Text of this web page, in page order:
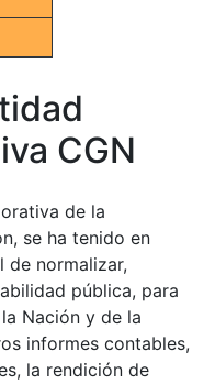
CGN
de la
se ha tenido en
de normalizar,
pública, para
Nación y de la
informes contables,
la rendición de